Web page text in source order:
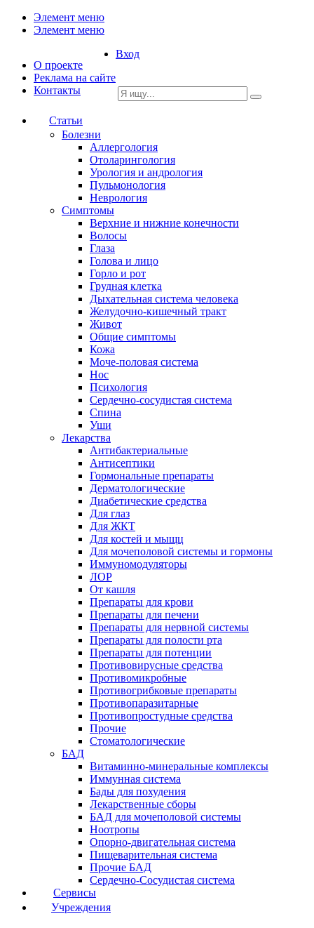
Элемент меню
Элемент меню
О проекте
Реклама на сайте
Контакты
Вход
Статьи
Болезни
Аллергология
Отоларингология
Урология и андрология
Пульмонология
Неврология
Симптомы
Верхние и нижние конечности
Волосы
Глаза
Голова и лицо
Горло и рот
Грудная клетка
Дыхательная система человека
Желудочно-кишечный тракт
Живот
Общие симптомы
Кожа
Моче-половая система
Нос
Психология
Сердечно-сосудистая система
Спина
Уши
Лекарства
Антибактериальные
Антисептики
Гормональные препараты
Дерматологические
Диабетические средства
Для глаз
Для ЖКТ
Для костей и мыщц
Для мочеполовой системы и гормоны
Иммуномодуляторы
ЛОР
От кашля
Препараты для крови
Препараты для печени
Препараты для нервной системы
Препараты для полости рта
Препараты для потенции
Противовирусные средства
Противомикробные
Противогрибковые препараты
Противопаразитарные
Противопростудные средства
Прочие
Стоматологические
БАД
Витаминно-минеральные комплексы
Иммунная система
Бады для похудения
Лекарственные сборы
БАД для мочеполовой системы
Ноотропы
Опорно-двигательная система
Пищеварительная система
Прочие БАД
Сердечно-Сосудистая система
Сервисы
Учреждения